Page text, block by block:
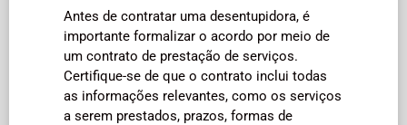
Antes de contratar uma desentupidora, é
importante formalizar o acordo por meio de
um contrato de prestação de serviços.
Certifique-se de que o contrato inclui todas
as informações relevantes, como os serviços
a serem prestados, prazos, formas de